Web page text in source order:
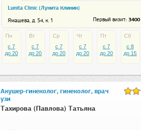
Lunita Clinic (Лунита Клиник)
Ямашева, д. 54, к. 1 Первый визит: 3400
Пн
c 7
до 20
Вт
c 7
до 20
Ср
c 7
до 20
Чт
c 7
до 20
Пт
c 7
до 20
Сб
c 8
до 15
Акушер-гинеколог, гинеколог, врач
узи
Тахирова (Павлова) Татьяна